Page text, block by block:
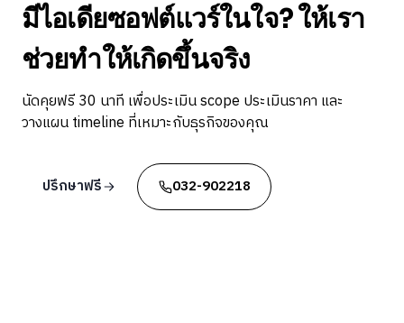
มีไอเดียซอฟต์แวร์ในใจ? ให้เรา
ช่วยทำให้เกิดขึ้นจริง
นัดคุยฟรี 30 นาที เพื่อประเมิน scope ประเมินราคา และ
วางแผน timeline ที่เหมาะกับธุรกิจของคุณ
ปรึกษาฟรี 032-902218